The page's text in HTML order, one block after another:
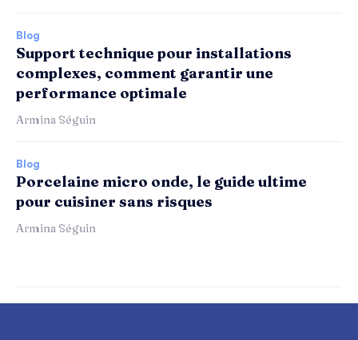
Blog
Support technique pour installations
complexes, comment garantir une
performance optimale
Armina Séguin
Blog
Porcelaine micro onde, le guide ultime
pour cuisiner sans risques
Armina Séguin